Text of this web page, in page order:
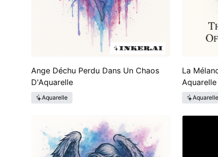
Ange Déchu Perdu Dans Un Chaos
D'Aquarelle
Aquarelle
La
Aquarelle
Aquarelle